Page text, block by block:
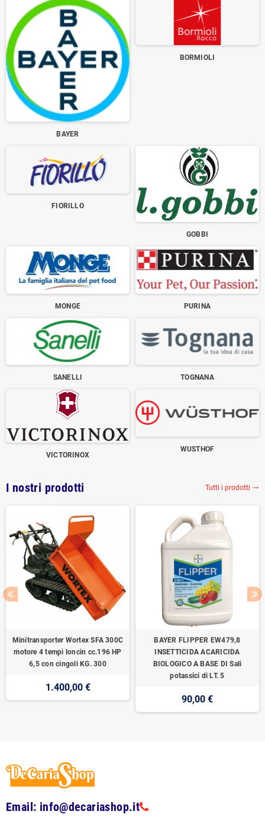
BAYER
BORMIOLI
FIORILLO
GOBBI
MONGE PURINA
SANELLI TOGNANA
VICTORINOX
WUSTHOF
I nostri prodotti Tutti i prodotti trending_flat
Minitransporter Wortex SFA 300C
motore 4 tempi loncin cc.196 HP
6,5 con cingoli KG. 300
1.400,00 €
BAYER FLIPPER EW479,8
INSETTICIDA ACARICIDA
BIOLOGICO A BASE DI Sali
potassici di LT. 5
90,00 €
Email: info@decariashop.it